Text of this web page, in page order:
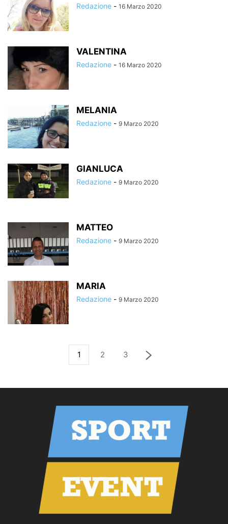
Redazione - 16 Marzo 2020
VALENTINA
Redazione - 16 Marzo 2020
MELANIA
Redazione - 9 Marzo 2020
GIANLUCA
Redazione - 9 Marzo 2020
MATTEO
Redazione - 9 Marzo 2020
MARIA
Redazione - 9 Marzo 2020
1 2 3